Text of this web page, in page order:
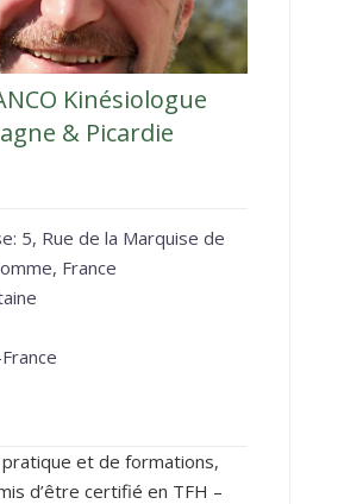
Kinésiologue
& Picardie
5, Rue de la Marquise de
France
et de formations,
d’être certifié en TFH –